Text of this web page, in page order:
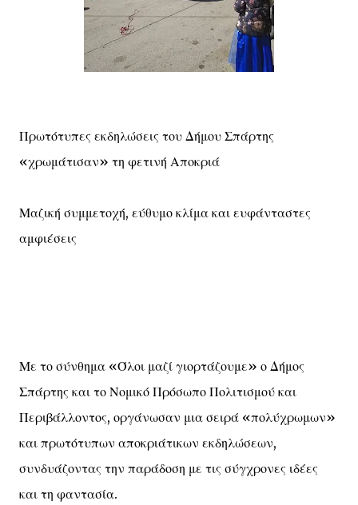
Πρωτότυπες εκδηλώσεις του Δήμου Σπάρτης
«χρωμάτισαν» τη φετινή Αποκριά
Μαζική συμμετοχή, εύθυμο κλίμα και ευφάνταστες
αμφιέσεις
Με το σύνθημα «Όλοι μαζί γιορτάζουμε» ο Δήμος
Σπάρτης και το Νομικό Πρόσωπο Πολιτισμού και
Περιβάλλοντος, οργάνωσαν μια σειρά «πολύχρωμων»
και πρωτότυπων αποκριάτικων εκδηλώσεων,
συνδυάζοντας την παράδοση με τις σύγχρονες ιδέες
και τη φαντασία.